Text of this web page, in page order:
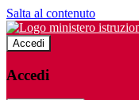
Salta al contenuto
Accedi
Accedi